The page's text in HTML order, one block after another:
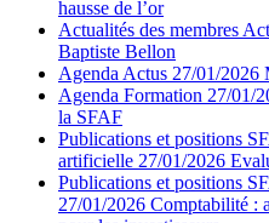
hausse de l’or
Actualités des membres
Baptiste Bellon
Agenda Actus 27/01/2026
Agenda Formation 27/01/
la SFAF
Publications et positions
artificielle 27/01/2026
Publications et positions
27/01/2026 Comptabilité :